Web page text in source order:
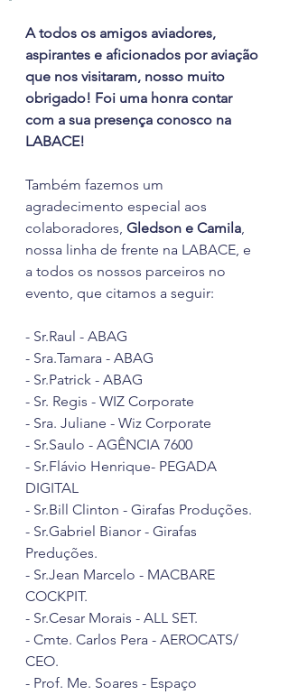
A todos os amigos aviadores,
aspirantes e aficionados por aviação
que nos visitaram, nosso muito
obrigado! Foi uma honra contar
com a sua presença conosco na
LABACE!
Também fazemos um
agradecimento especial aos
colaboradores, Gledson e Camila,
nossa linha de frente na LABACE, e
a todos os nossos parceiros no
evento, que citamos a seguir:
- Sr.Raul - ABAG
- Sra.Tamara - ABAG
- Sr.Patrick - ABAG
- Sr. Regis - WIZ Corporate
- Sra. Juliane - Wiz Corporate
- Sr.Saulo - AGÊNCIA 7600
- Sr.Flávio Henrique- PEGADA
DIGITAL
- Sr.Bill Clinton - Girafas Produções.
- Sr.Gabriel Bianor - Girafas
Preduções.
- Sr.Jean Marcelo - MACBARE
COCKPIT.
- Sr.Cesar Morais - ALL SET.
- Cmte. Carlos Pera - AEROCATS/
CEO.
- Prof. Me. Soares - Espaço